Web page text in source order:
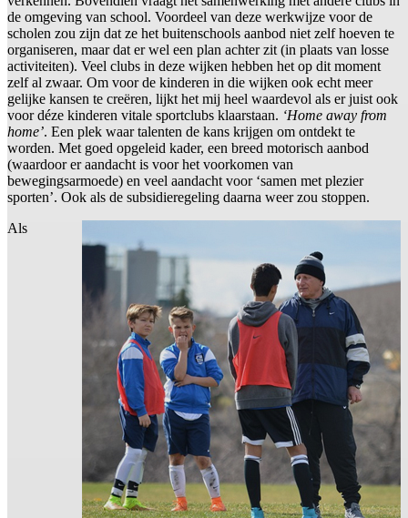
de omgeving van school. Voordeel van deze werkwijze voor de
scholen zou zijn dat ze het buitenschools aanbod niet zelf hoeven te
organiseren, maar dat er wel een plan achter zit (in plaats van losse
activiteiten). Veel clubs in deze wijken hebben het op dit moment
zelf al zwaar. Om voor de kinderen in die wijken ook echt meer
gelijke kansen te creëren, lijkt het mij heel waardevol als er juist ook
voor déze kinderen vitale sportclubs klaarstaan. ‘Home away from
home’. Een plek waar talenten de kans krijgen om ontdekt te
worden. Met goed opgeleid kader, een breed motorisch aanbod
(waardoor er aandacht is voor het voorkomen van
bewegingsarmoede) en veel aandacht voor ‘samen met plezier
sporten’. Ook als de subsidieregeling daarna weer zou stoppen.
Als